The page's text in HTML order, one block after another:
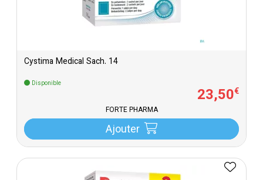
Cystima Medical Sach. 14
Disponible
23,50€
FORTÉ PHARMA
Ajouter